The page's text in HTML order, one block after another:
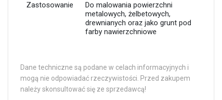
Zastosowanie
Do malowania powierzchni
metalowych, żelbetowych,
drewnianych oraz jako grunt pod
farby nawierzchniowe
Dane techniczne są podane w celach informacyjnych i
mogą nie odpowiadać rzeczywistości. Przed zakupem
należy skonsultować się ze sprzedawcą!